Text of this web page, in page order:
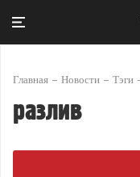
Главная Новости Тэги
разлив